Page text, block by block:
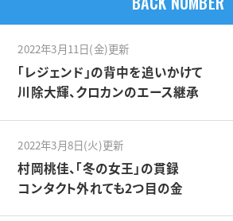
2022年3月11日(金)更新
「レジェンド」の背中を追いかけて
川除大輝、クロカンのエース継承
2022年3月8日(火)更新
村岡桃佳、「冬の女王」の貫録
コンタクト外れても2つ目の金